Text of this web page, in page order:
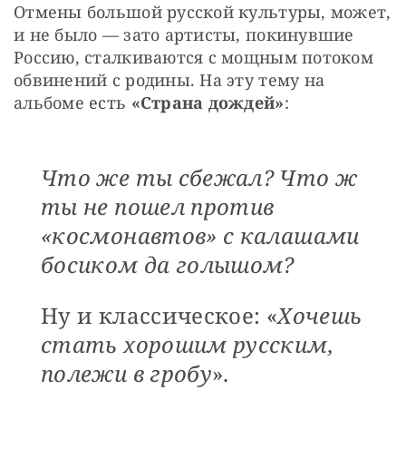
Отмены большой русской культуры, может,
и не было — зато артисты, покинувшие
Россию, сталкиваются с мощным потоком
обвинений с родины. На эту тему на
альбоме есть «Страна дождей»:
Что же ты сбежал? Что ж
ты не пошел против
«космонавтов» с калашами
босиком да голышом?
Ну и классическое: «Хочешь
стать хорошим русским,
полежи в гробу».